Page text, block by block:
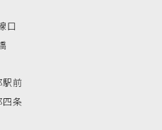
口
駅前
四条